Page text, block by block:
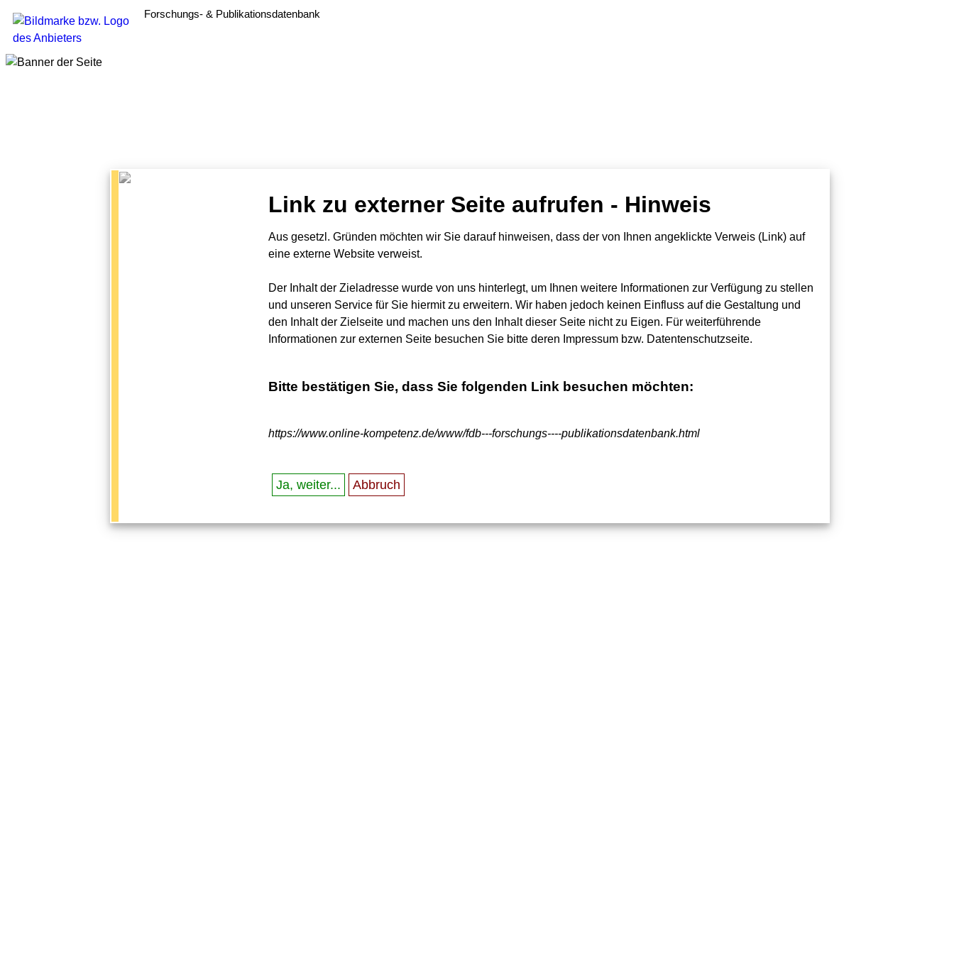
Forschungs- & Publikationsdatenbank
Link zu externer Seite aufrufen - Hinweis
Aus gesetzl. Gründen möchten wir Sie darauf hinweisen, dass der von Ihnen angeklickte Verweis (Link) auf
eine externe Website verweist.
Der Inhalt der Zieladresse wurde von uns hinterlegt, um Ihnen weitere Informationen zur Verfügung zu stellen
und unseren Service für Sie hiermit zu erweitern. Wir haben jedoch keinen Einfluss auf die Gestaltung und
den Inhalt der Zielseite und machen uns den Inhalt dieser Seite nicht zu Eigen. Für weiterführende
Informationen zur externen Seite besuchen Sie bitte deren Impressum bzw. Datentenschutzseite.
Bitte bestätigen Sie, dass Sie folgenden Link besuchen möchten:
https://www.online-kompetenz.de/www/fdb---forschungs----publikationsdatenbank.html
Ja, weiter... Abbruch